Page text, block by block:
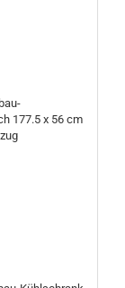
177.5 x 56 cm